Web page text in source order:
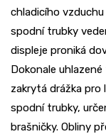
chladicího
spodní trubky
displeje proniká
Dokonale
zakrytá drážka pro
spodní trubky,
brašničky. Obliny